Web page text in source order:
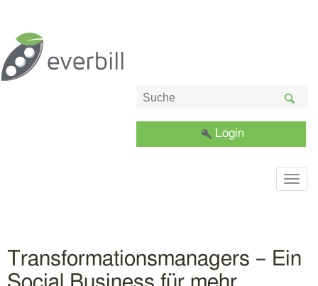
Login
Transformationsmanagers – Ein